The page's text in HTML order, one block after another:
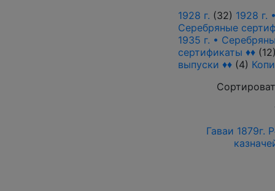
1928 г. (32) 1928 г.
Серебряные
1935 г. •
сертификаты ♦♦
выпуски ♦♦ (4)
Гаваи 1879г.